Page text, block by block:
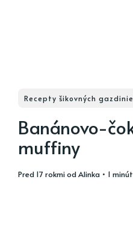
Recepty šikovných
Banánovo-
muffiny
pred 17 rokmiodAlinka • 1